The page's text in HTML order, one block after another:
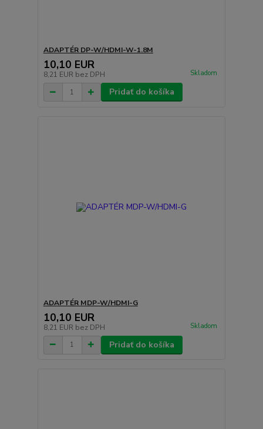
ADAPTÉR DP-W/HDMI-W-1.8M
10,10 EUR
8,21 EUR bez DPH Skladom
Pridať do košíka
ADAPTÉR MDP-W/HDMI-G
10,10 EUR
8,21 EUR bez DPH Skladom
Pridať do košíka